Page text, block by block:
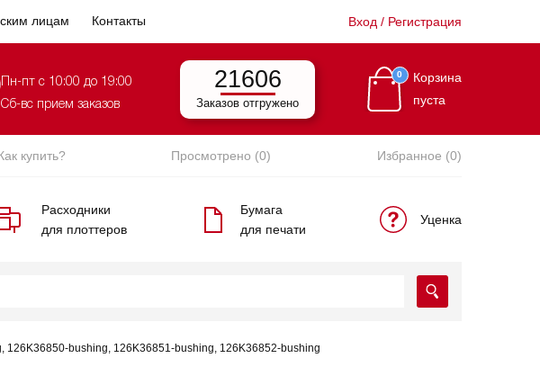
лицам Контакты Вход / Регистрация
Пн-пт с 10:00 до 19:00
Сб-вс прием заказов
21606
Заказов отгружено
0
Корзина
пуста
купить? Просмотрено (0) Избранное (0)
Расходники
для плоттеров
Бумага
для печати
Уценка
bushing, 126K36851-bushing, 126K36852-bushing